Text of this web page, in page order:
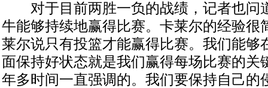
对于目前两胜一负的战绩，记者也问
牛能够持续地赢得比赛。卡莱尔的经验
莱尔说只有投篮才能赢得比赛。我们能够
面保持好状态就是我们赢得每场比赛的关
年多时间一直强调的。我们要保持自己的